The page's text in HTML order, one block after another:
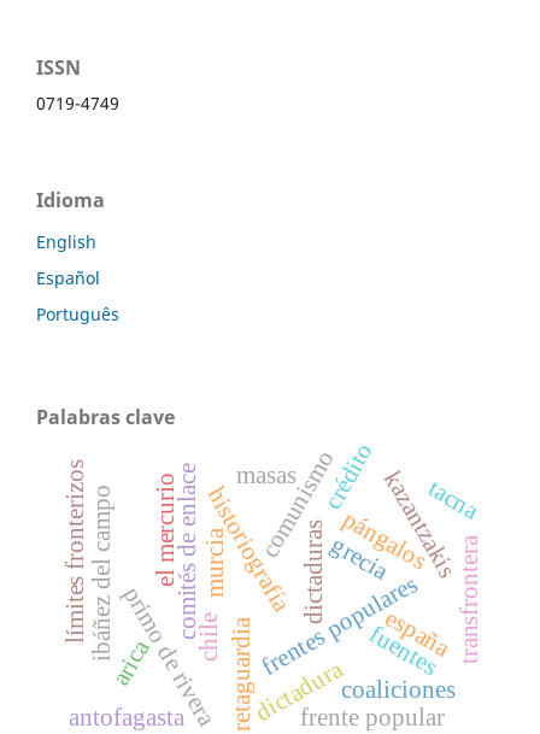
ISSN
0719-4749
Idioma
English
Español
Português
Palabras clave
frentes populares
comités de enlacemurcia
retaguardia
historiografía
fuentes
dictadura
españa
primo de rivera
chile
ibáñez del campo dictaduras pángalos
greciakazantzakis
comunismo
coaliciones
frente popular
masas
el mercurio
límites fronterizos transfrontera
crédito
antofagasta
arica
tacna